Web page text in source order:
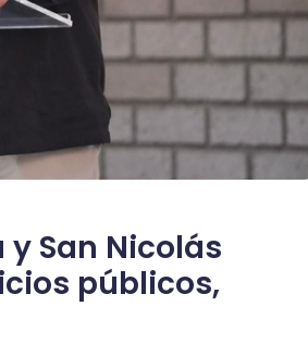
San Nicolás
públicos,